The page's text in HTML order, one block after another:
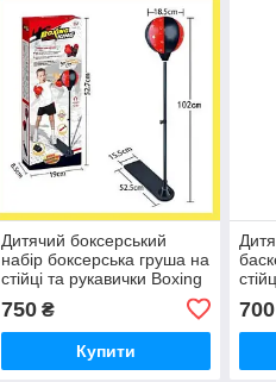
Дитячий боксерський
набір боксерська груша на
стійці та рукавички Boxing
750₴
Купити
700